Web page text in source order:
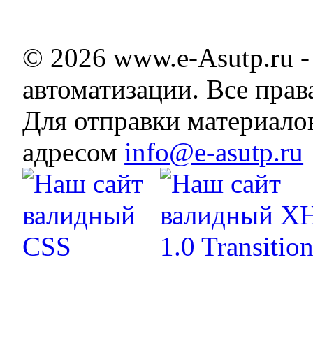
© 2026 www.e-Asutp.ru
автоматизации. Все
Для отправки
адресом info@e-asutp.ru